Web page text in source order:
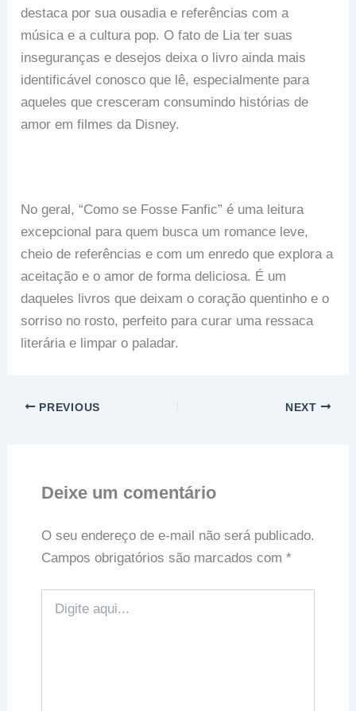
destaca por sua ousadia e referências com a
música e a cultura pop. O fato de Lia ter suas
inseguranças e desejos deixa o livro ainda mais
identificável conosco que lê, especialmente para
aqueles que cresceram consumindo histórias de
amor em filmes da Disney.
No geral, “Como se Fosse Fanfic” é uma leitura
excepcional para quem busca um romance leve,
cheio de referências e com um enredo que explora a
aceitação e o amor de forma deliciosa. É um
daqueles livros que deixam o coração quentinho e o
sorriso no rosto, perfeito para curar uma ressaca
literária e limpar o paladar.
PREVIOUS NEXT
Deixe um comentário
O seu endereço de e-mail não será publicado.
Campos obrigatórios são marcados com *
aqui...